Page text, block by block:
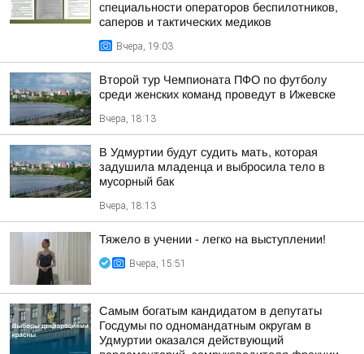
специальности операторов беспилотников,
саперов и тактических медиков
Вчера, 19:03
Второй тур Чемпионата ПФО по футболу
среди женских команд проведут в Ижевске
Вчера, 18:13
В Удмуртии будут судить мать, которая
задушила младенца и выбросила тело в
мусорный бак
Вчера, 18:13
Тяжело в учении - легко на выступлении!
Вчера, 15:51
Самым богатым кандидатом в депутаты
Госдумы по одномандатным округам в
Удмуртии оказался действующий